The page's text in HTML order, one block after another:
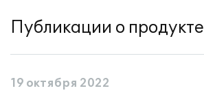
Публикации о продукте
19 октября 2022